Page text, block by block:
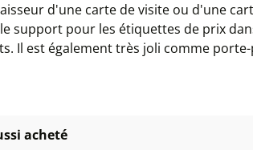
d'une carte de visite ou d'une
support pour les étiquettes de prix
Il est également très joli comme
acheté